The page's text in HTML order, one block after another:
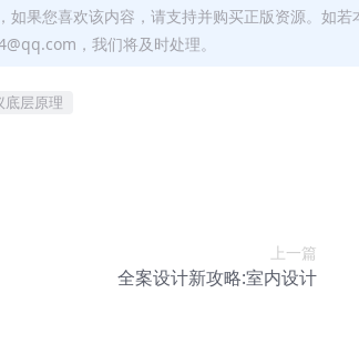
如果您喜欢该内容，请支持并购买正版资源。如
，我们将及时处理。
底层原理
上一篇
全案设计新攻略:室内设计